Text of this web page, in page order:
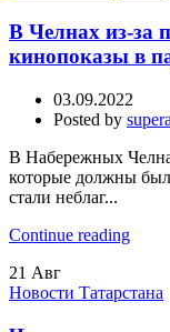
В Челнах из-за
кинопоказы в
03.09.2022
Posted by
В Набережных
которые должны
стали неблаг...
Continue reading
21 Авг
Новости Татарстана